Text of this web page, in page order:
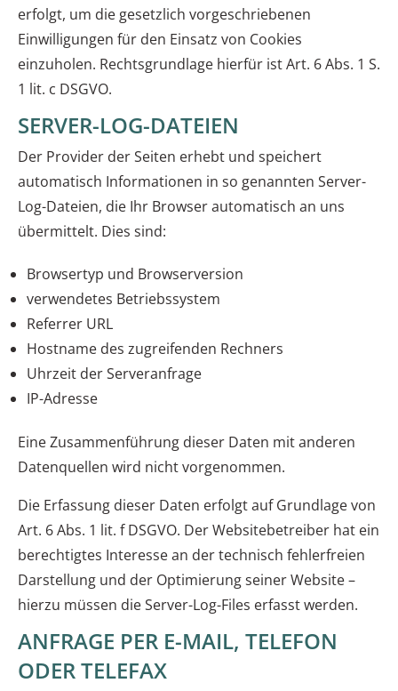
erfolgt, um die gesetzlich vorgeschriebenen
Einwilligungen für den Einsatz von Cookies
einzuholen. Rechtsgrundlage hierfür ist Art. 6 Abs. 1 S.
1 lit. c DSGVO.
SERVER-LOG-DATEIEN
Der Provider der Seiten erhebt und speichert
automatisch Informationen in so genannten Server-
Log-Dateien, die Ihr Browser automatisch an uns
übermittelt. Dies sind:
Browsertyp und Browserversion
verwendetes Betriebssystem
Referrer URL
Hostname des zugreifenden Rechners
Uhrzeit der Serveranfrage
IP-Adresse
Eine Zusammenführung dieser Daten mit anderen
Datenquellen wird nicht vorgenommen.
Die Erfassung dieser Daten erfolgt auf Grundlage von
Art. 6 Abs. 1 lit. f DSGVO. Der Websitebetreiber hat ein
berechtigtes Interesse an der technisch fehlerfreien
Darstellung und der Optimierung seiner Website –
hierzu müssen die Server-Log-Files erfasst werden.
ANFRAGE PER E-MAIL, TELEFON
ODER TELEFAX